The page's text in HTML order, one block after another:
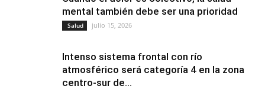
mental también debe ser una prioridad
Salud julio 15, 2026
Intenso sistema frontal con río
atmosférico será categoría 4 en la zona
centro-sur de...